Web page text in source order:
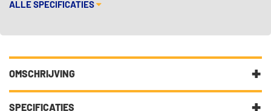
ALLE SPECIFICATIES
OMSCHRIJVING
Deze lichtgrijze Carpoint krasbestendige ruitenfolie wordt gebruikt
voor het blinderen van ramen van auto’s bestelbussen. Kan ook
SPECIFICATIES